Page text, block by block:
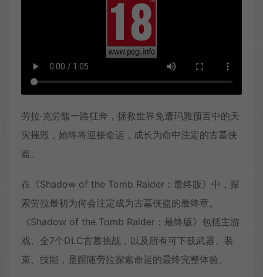
劳拉·克劳馥一路狂奔，拯救世界免遭玛雅预言中的天
灾摧毁，她终将迎接命运，成长为命中注定的古墓侠
盗。
在《Shadow of the Tomb Raider：最终版》中，探
索劳拉最初为何会注定成为古墓侠盗的最终章。
《Shadow of the Tomb Raider：最终版》包括主游
戏、全7个DLC古墓挑战，以及所有可下载武器、装
束、技能，是跟随劳拉探索命运的最终完整体验。